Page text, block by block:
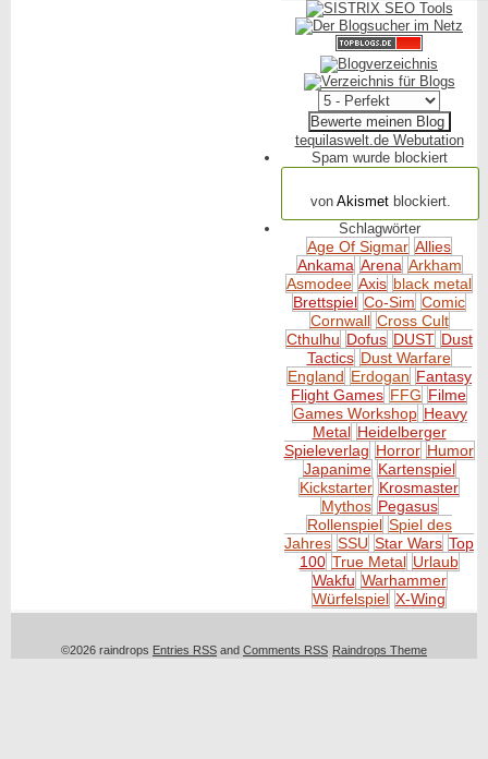
tequilaswelt.de Webutation
Spam wurde blockiert
von Akismetblockiert.
Schlagwörter
Age Of Sigmar Allies
Ankama Arena Arkham
Asmodee Axis black metal
Brettspiel Co-Sim Comic
Cornwall Cross Cult
Cthulhu Dofus DUST Dust
Tactics Dust Warfare
England Erdogan Fantasy
Flight Games FFG Filme
Games Workshop Heavy
Metal Heidelberger
Spieleverlag Horror Humor
Japanime Kartenspiel
Kickstarter Krosmaster
Mythos Pegasus
Rollenspiel Spiel des
Jahres SSU Star Wars Top
100 True Metal Urlaub
Wakfu Warhammer
Würfelspiel X-Wing
©2026 raindrops Entries RSS and Comments RSS Raindrops Theme